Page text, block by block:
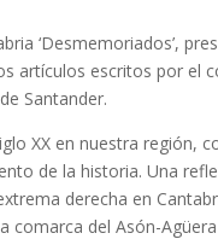
‘Desmemoriados’,
artículos escritos por el
Santander.
XX en nuestra región,
de la historia. Una
derecha en
del Asón-